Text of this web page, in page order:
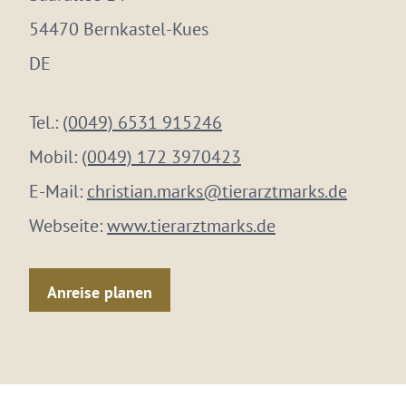
54470 Bernkastel-Kues
DE
Tel.: (0049) 6531 915246
Mobil: (0049) 172 3970423
E-Mail: christian.marks@tierarztmarks.de
Webseite:www.tierarztmarks.de
Anreise planen